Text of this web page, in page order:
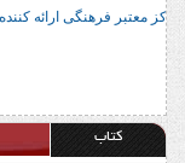
آدرس 22 مرکز معتبر فرهنگی ارائه کننده ماهنامه فراتاب کُردی در سراسر ایران
کتاب